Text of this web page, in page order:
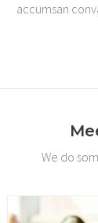
accumsan
We do